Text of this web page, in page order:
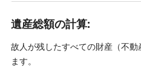
遺産総額の計算:
故人が残したすべての財産（不
ます。